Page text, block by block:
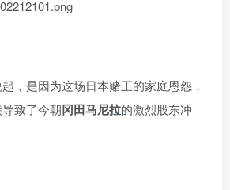
，是因为这场日本赌王的家庭恩怨，
致了今朝冈田马尼拉的激烈股东冲